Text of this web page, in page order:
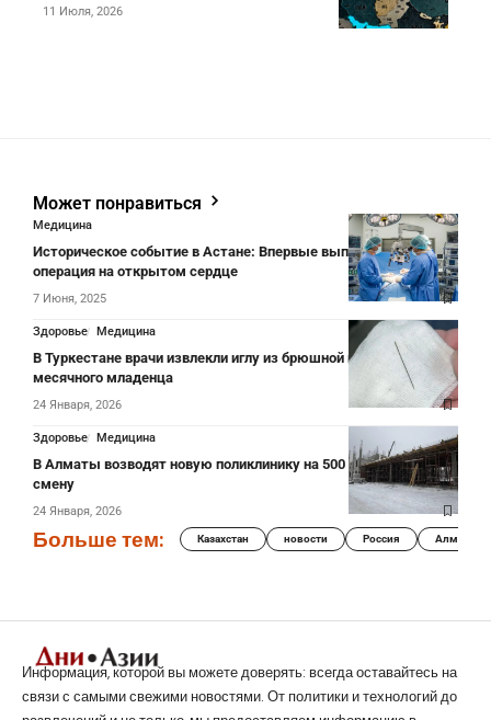
11 Июля, 2026
Может понравиться
Медицина
Историческое событие в Астане: Впервые выполнена
операция на открытом сердце
7 Июня, 2025
Здоровье Медицина
В Туркестане врачи извлекли иглу из брюшной полости 8-
месячного младенца
24 Января, 2026
Здоровье Медицина
В Алматы возводят новую поликлинику на 500 посещений за
смену
24 Января, 2026
Больше тем: Казахстан новости Россия Алматы
Информация, которой вы можете доверять: всегда оставайтесь на
связи с самыми свежими новостями. От политики и технологий до